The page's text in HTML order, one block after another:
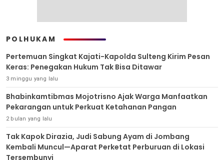
POLHUKAM
Pertemuan Singkat Kajati-Kapolda Sulteng Kirim Pesan
Keras: Penegakan Hukum Tak Bisa Ditawar
3 minggu yang lalu
Bhabinkamtibmas Mojotrisno Ajak Warga Manfaatkan
Pekarangan untuk Perkuat Ketahanan Pangan
2 bulan yang lalu
Tak Kapok Dirazia, Judi Sabung Ayam di Jombang
Kembali Muncul—Aparat Perketat Perburuan di Lokasi
Tersembunyi